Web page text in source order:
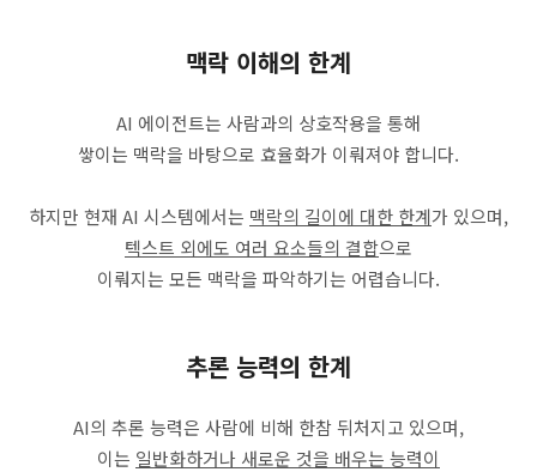
맥락 이해의 한계
AI 에이전트는 사람과의 상호작용을 통해
쌓이는 맥락을 바탕으로 효율화가 이뤄져야 합니다.
하지만 현재 AI 시스템에서는 맥락의 길이에 대한 한계가 있으며,
텍스트 외에도 여러 요소들의 결합으로
이뤄지는 모든 맥락을 파악하기는 어렵습니다.
추론 능력의 한계
AI의 추론 능력은 사람에 비해 한참 뒤처지고 있으며,
이는 일반화하거나 새로운 것을 배우는 능력이